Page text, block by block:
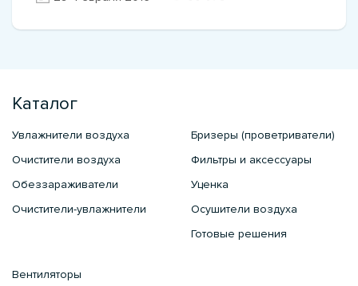
Каталог
Увлажнители воздуха
Очистители воздуха
Обеззараживатели
Очистители-увлажнители
Бризеры (проветриватели)
Фильтры и аксессуары
Уценка
Осушители воздуха
Готовые решения
Вентиляторы